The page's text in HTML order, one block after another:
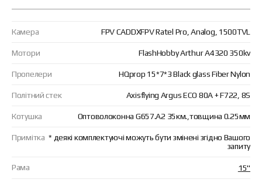
Камера FPV CADDXFPV Ratel Pro, Analog, 1500TVL
Мотори FlashHobby Arthur A4320 350kv
Пропелери HQprop 15*7*3 Black glass Fiber Nylon
Політний стек Axisflying Argus ECO 80A + F722, 8S
Котушка Оптоволоконна G657.А2 35км.,товщина 0.25мм
Примітка * деякі комплектуючі можуть бути змінені згідно Вашого
запиту
Рама 15"